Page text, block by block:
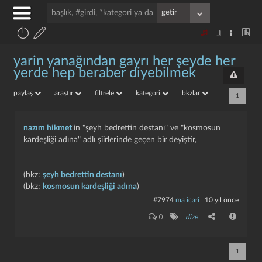
yarin yanağından gayrı her şeyde her
yerde hep beraber diyebilmek
paylaş araştır filtrele kategori bkzlar 1
nazım hikmet'in "şeyh bedrettin destanı" ve "kosmosun
kardeşliği adına" adlı şiirlerinde geçen bir deyiştir,
(bkz: şeyh bedrettin destanı)
(bkz: kosmosun kardeşliği adına)
#7974 ma icari 10 yıl önce
0 dize
1